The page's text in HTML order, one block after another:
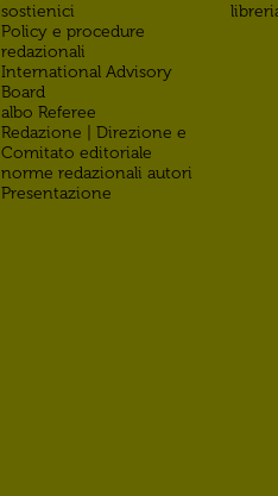
sostienici
Policy e procedure
redazionali
International Advisory
Board
albo Referee
Redazione | Direzione e
Comitato editoriale
norme redazionali autori
Presentazione